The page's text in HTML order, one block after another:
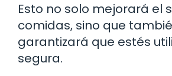
Esto no solo mejorará el
comidas, sino que
garantizará que estés
segura.